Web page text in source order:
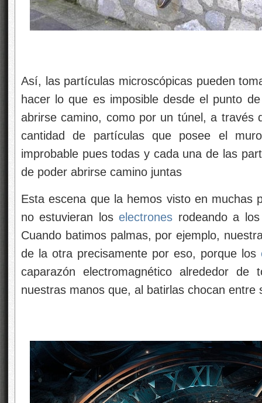
Así, las partículas microscópicas pueden
hacer lo que es imposible desde el punto
abrirse camino, como por un túnel, a través
cantidad de partículas que posee el
improbable pues todas y cada una de las
de poder abrirse camino juntas
Esta escena que la hemos visto en muchas
no estuvieran loselectrones rodeando a
Cuando batimos palmas, por ejemplo,
de la otra precisamente por eso, porque los
caparazón electromagnético alrededor
nuestras manos que, al batirlas chocan entre